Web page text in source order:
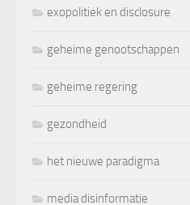
exopolitiek en disclosure
geheime genootschappen
geheime regering
gezondheid
het nieuwe paradigma
media disinformatie